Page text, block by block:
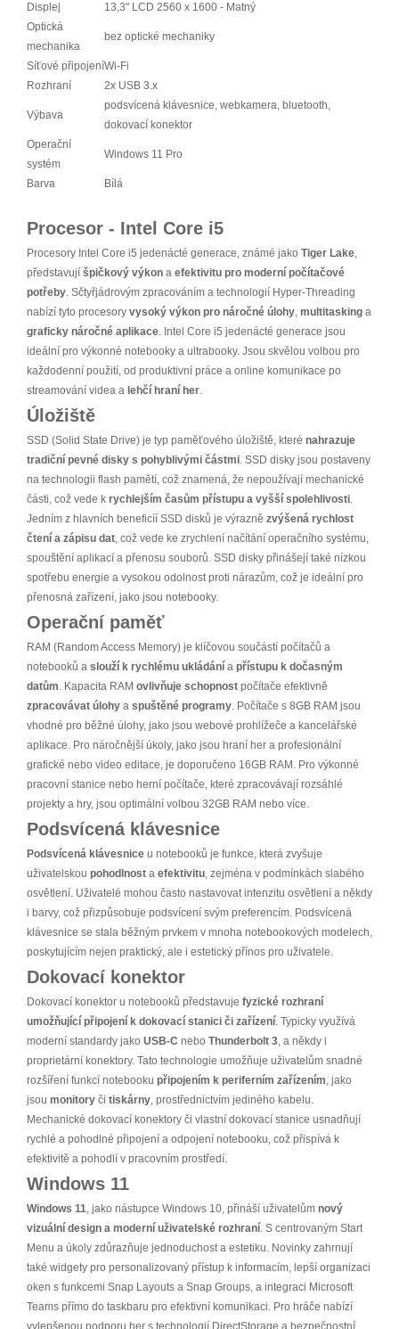
Displej
13,3" LCD 2560 x 1600 - Matný
Optická
mechanika
bez optické mechaniky
Síťové připojeníWi-Fi
Rozhraní
2x USB 3.x
Výbava
podsvícená klávesnice, webkamera, bluetooth,
dokovací konektor
Operační
systém
Windows 11 Pro
Barva Bílá
Procesor - Intel Core i5
Procesory Intel Core i5 jedenácté generace, známé jako Tiger Lake,
představují špičkový výkon a efektivitu pro moderní počítačové
potřeby. Sčtyřjádrovým zpracováním a technologií Hyper-Threading
nabízí tyto procesory vysoký výkon pro náročné úlohy, multitasking a
graficky náročné aplikace. Intel Core i5 jedenácté generace jsou
ideální pro výkonné notebooky a ultrabooky. Jsou skvělou volbou pro
každodenní použití, od produktivní práce a online komunikace po
streamování videa a lehčí hraní her.
Úložiště
SSD (Solid State Drive) je typ paměťového úložiště, které nahrazuje
tradiční pevné disky s pohyblivými částmi. SSD disky jsou postaveny
na technologii flash pamětí, což znamená, že nepoužívají mechanické
části, což vede k rychlejším časům přístupu a vyšší spolehlivosti.
Jedním z hlavních beneficíí SSD disků je výrazně zvýšená rychlost
čtení a zápisu dat, což vede ke zrychlení načítání operačního systému,
spouštění aplikací a přenosu souborů. SSD disky přinášejí také nízkou
spotřebu energie a vysokou odolnost proti nárazům, což je ideální pro
přenosná zařízení, jako jsou notebooky.
Operační paměť
RAM (Random Access Memory) je klíčovou součástí počítačů a
notebooků a slouží k rychlému ukládání a přístupu k dočasným
datům. Kapacita RAM ovlivňuje schopnost počítače efektivně
zpracovávat úlohy a spuštěné programy. Počítače s 8GB RAM jsou
vhodné pro běžné úlohy, jako jsou webové prohlížeče a kancelářské
aplikace. Pro náročnější úkoly, jako jsou hraní her a profesionální
grafické nebo video editace, je doporučeno 16GB RAM. Pro výkonné
pracovní stanice nebo herní počítače, které zpracovávají rozsáhlé
projekty a hry, jsou optimální volbou 32GB RAM nebo více.
Podsvícená klávesnice
Podsvícená klávesnice u notebooků je funkce, která zvyšuje
uživatelskou pohodlnost a efektivitu, zejména v podmínkách slabého
osvětlení. Uživatelé mohou často nastavovat intenzitu osvětlení a někdy
i barvy, což přizpůsobuje podsvícení svým preferencím. Podsvícená
klávesnice se stala běžným prvkem v mnoha notebookových modelech,
poskytujícím nejen praktický, ale i estetický přínos pro uživatele.
Dokovací konektor
Dokovací konektor u notebooků představuje fyzické rozhraní
umožňující připojení k dokovací stanici či zařízení. Typicky využívá
moderní standardy jako USB-C nebo Thunderbolt 3, a někdy i
proprietární konektory. Tato technologie umožňuje uživatelům snadné
rozšíření funkcí notebooku připojením k periferním zařízením, jako
jsou monitory či tiskárny, prostřednictvím jediného kabelu.
Mechanické dokovací konektory či vlastní dokovací stanice usnadňují
rychlé a pohodlné připojení a odpojení notebooku, což přispívá k
efektivitě a pohodlí v pracovním prostředí.
Windows 11
Windows 11, jako nástupce Windows 10, přináší uživatelům nový
vizuální design a moderní uživatelské rozhraní. S centrovaným Start
Menu a úkoly zdůrazňuje jednoduchost a estetiku. Novinky zahrnují
také widgety pro personalizovaný přístup k informacím, lepší organizaci
oken s funkcemi Snap Layouts a Snap Groups, a integraci Microsoft
Teams přímo do taskbaru pro efektivní komunikaci. Pro hráče nabízí
vylepšenou podporu her s technologií DirectStorage a bezpečnostní